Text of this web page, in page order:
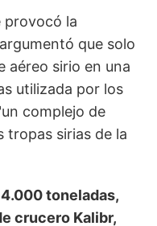
provocó la
que solo
aéreo sirio en una
utilizada por los
complejo de
tropas sirias de la
toneladas,
crucero Kalibr,